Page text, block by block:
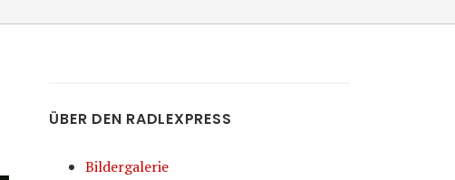
ÜBER DEN RADLEXPRESS
Bildergalerie